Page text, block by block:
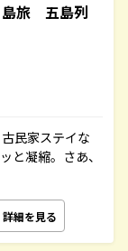
旅 五島列
民家ステイな
と凝縮。さあ、
詳細を見る